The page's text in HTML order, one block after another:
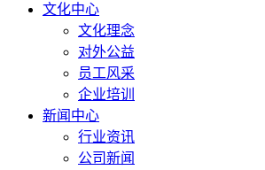
文化中心
文化理念
对外公益
员工风采
企业培训
新闻中心
行业资讯
公司新闻